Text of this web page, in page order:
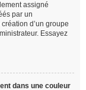
assigné
par un
d’un groupe
Essayez
dans une couleur